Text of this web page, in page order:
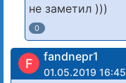
не заметил )))
0
F fandnepr1
01.05.2019 16:45